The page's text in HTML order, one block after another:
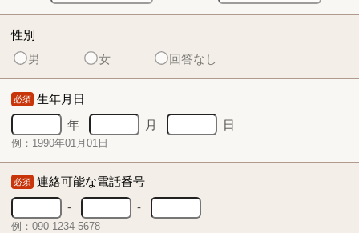
性別
男
女 回答なし
必須 生年月日
年
月 日
例：1990年01月01日
必須 連絡可能な電話番号
-
-
例：090-1234-5678